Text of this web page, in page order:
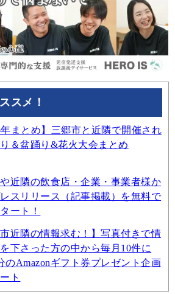
スメ！
年まとめ】三郷市と近隣で開催され
＆盆踊り&花火大会まとめ
近隣の飲食店・企業・事業者様か
スリリース（記事掲載）を無料で
ート！
市近隣の情報求む！】写真付きで情
下さった方の中から毎月10件に
のAmazonギフト券プレゼント企画
ト